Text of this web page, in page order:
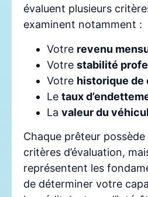
évaluent plusieurs
examinent notamment :
Votre revenu
Votre stabilité
Votre historique de
Le taux
La valeur du
Chaque prêteur
critères d’évaluation,
représentent les
de déterminer votre